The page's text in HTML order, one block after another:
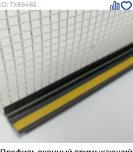
ID: ТХ69483